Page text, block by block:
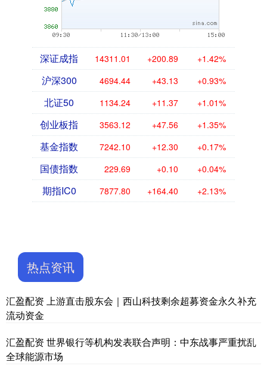
深证成指 14311.01 +200.89 +1.42%
沪深300 4694.44 +43.13 +0.93%
北证50 1134.24 +11.37 +1.01%
创业板指 3563.12 +47.56 +1.35%
基金指数 7242.10 +12.30 +0.17%
国债指数 229.69 +0.10 +0.04%
期指IC0 7877.80 +164.40 +2.13%
热点资讯
汇盈配资 上游直击股东会｜西山科技剩余超募资金永久补充
流动资金
汇盈配资 世界银行等机构发表联合声明：中东战事严重扰乱
全球能源市场